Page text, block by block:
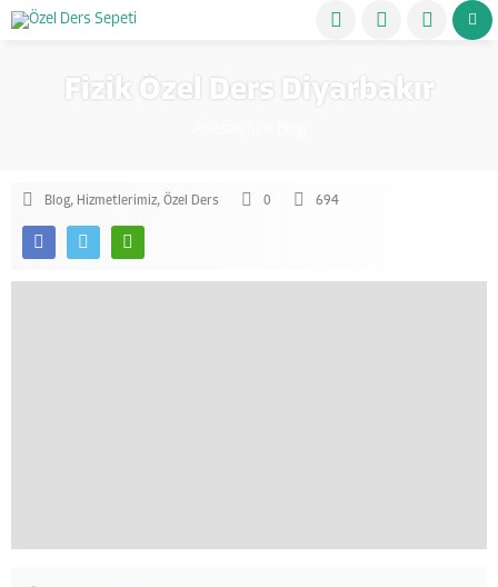
Fizik Özel Ders Diyarbakır
Blog, Hizmetlerimiz, Özel Ders 0 694